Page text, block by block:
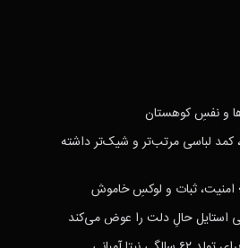
و نفسِ کوهستان
کمد لباسی مرتب‌تر و شیک‌تر داشته
امنیت، ثبات و لوکسِ خاموش
استایل حالِ دلت را عوض می‌کند